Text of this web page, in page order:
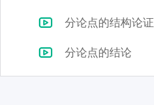
分论点的结构论证
分论点的结论